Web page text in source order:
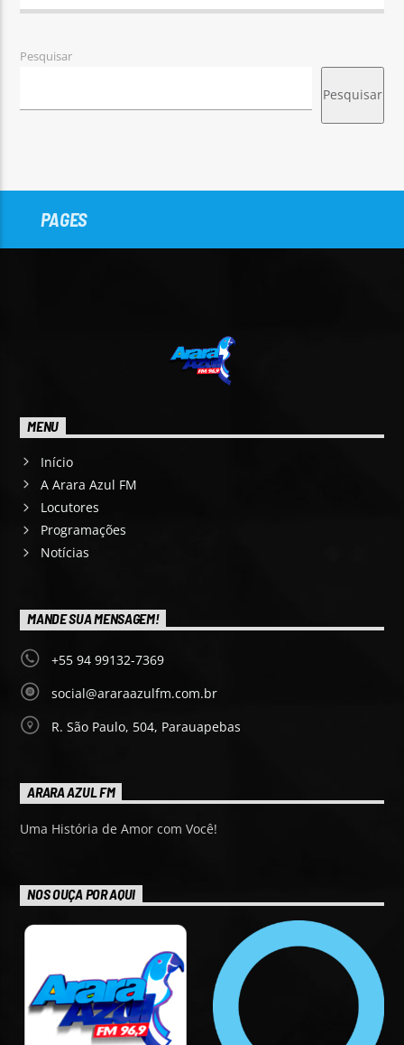
Pesquisar
Pesquisar
PAGES
MENU
Início
A Arara Azul FM
Locutores
Programações
Notícias
MANDE SUA MENSAGEM!
+55 94 99132-7369
social@araraazulfm.com.br
R. São Paulo, 504, Parauapebas
ARARA AZUL FM
Uma História de Amor com Você!
NOS OUÇA POR AQUI